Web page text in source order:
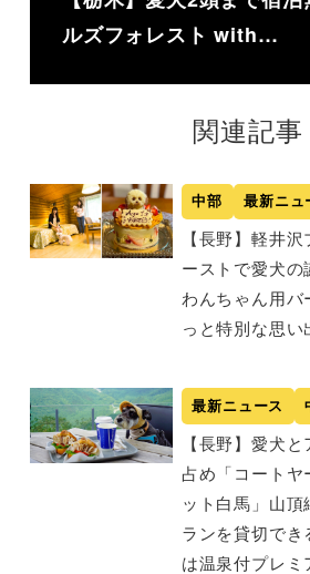
ルズフォレスト with…
関連記事
中部 最新ニュ
【長野】軽井
ーストで愛犬の
わんちゃん用バ
っと特別な思い
最新ニュース
【長野】愛犬
占め「コートヤ
ット白馬」山
ランを貸切でき
は温泉付プレミ